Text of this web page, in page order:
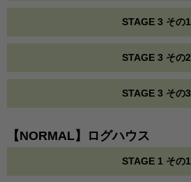
STAGE 3 その1
STAGE 3 その2
STAGE 3 その3
【NORMAL】ログハウス
STAGE 1 その1